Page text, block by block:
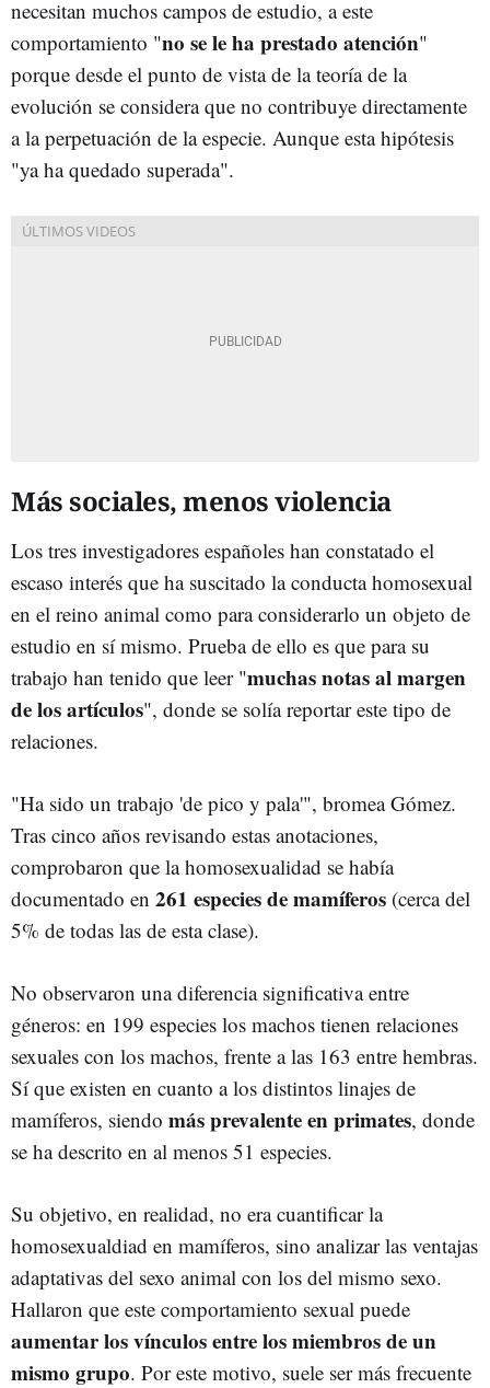
necesitan muchos campos de estudio, a este
comportamiento "no se le ha prestado atención"
porque desde el punto de vista de la teoría de la
evolución se considera que no contribuye directamente
a la perpetuación de la especie. Aunque esta hipótesis
"ya ha quedado superada".
Más sociales, menos violencia
Los tres investigadores españoles han constatado el
escaso interés que ha suscitado la conducta homosexual
en el reino animal como para considerarlo un objeto de
estudio en sí mismo. Prueba de ello es que para su
trabajo han tenido que leer "muchas notas al margen
de los artículos", donde se solía reportar este tipo de
relaciones.
"Ha sido un trabajo 'de pico y pala'", bromea Gómez.
Tras cinco años revisando estas anotaciones,
comprobaron que la homosexualidad se había
documentado en 261 especies de mamíferos (cerca del
5% de todas las de esta clase).
No observaron una diferencia significativa entre
géneros: en 199 especies los machos tienen relaciones
sexuales con los machos, frente a las 163 entre hembras.
Sí que existen en cuanto a los distintos linajes de
mamíferos, siendo más prevalente en primates, donde
se ha descrito en al menos 51 especies.
Su objetivo, en realidad, no era cuantificar la
homosexualdiad en mamíferos, sino analizar las ventajas
adaptativas del sexo animal con los del mismo sexo.
Hallaron que este comportamiento sexual puede
aumentar los vínculos entre los miembros de un
mismo grupo. Por este motivo, suele ser más frecuente